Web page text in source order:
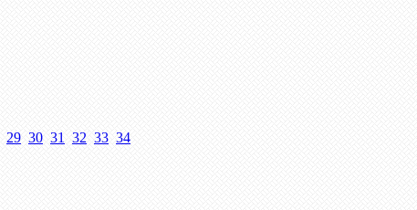
29 30 31 32 33 34